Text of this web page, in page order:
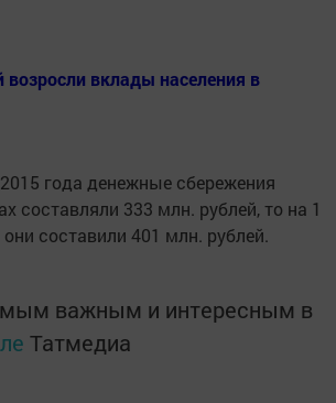
возросли вклады населения в
года денежные сбережения
составляли 333 млн. рублей, то на 1
составили 401 млн. рублей.
важным и интересным в
Татмедиа